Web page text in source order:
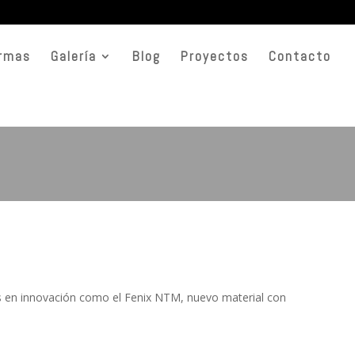
Galería Blog Proyectos Contacto
innovación como el Fenix NTM, nuevo material con